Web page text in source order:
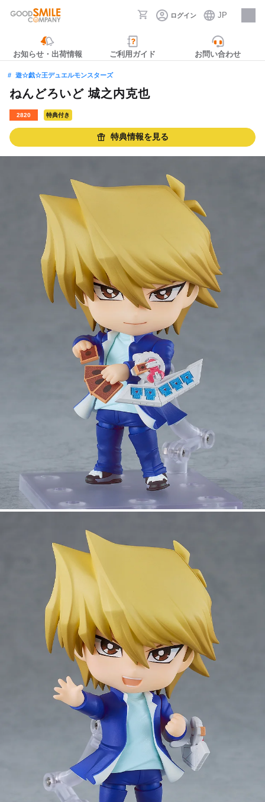
ログイン JP
採用情報
お知らせ・出荷情報 ご利用ガイド お問い合わせ
遊☆戯☆王デュエルモンスターズ
ねんどろいど 城之内克也
2820 特典付き
特典情報を見る